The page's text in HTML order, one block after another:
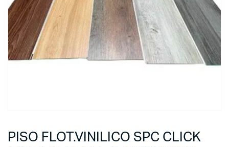
PISO FLOT.VINILICO SPC CLICK